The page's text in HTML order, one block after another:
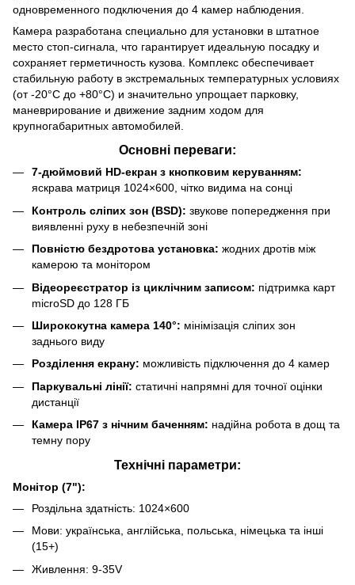
одновременного подключения до 4 камер наблюдения.
Камера разработана специально для установки в штатное
место стоп-сигнала, что гарантирует идеальную посадку и
сохраняет герметичность кузова. Комплекс обеспечивает
стабильную работу в экстремальных температурных условиях
(от -20°C до +80°C) и значительно упрощает парковку,
маневрирование и движение задним ходом для
крупногабаритных автомобилей.
Основні переваги:
7-дюймовий HD-екран з кнопковим керуванням:
яскрава матриця 1024×600, чітко видима на сонці
Контроль сліпих зон (BSD): звукове попередження при
виявленні руху в небезпечній зоні
Повністю бездротова установка: жодних дротів між
камерою та монітором
Відеореєстратор із циклічним записом: підтримка карт
microSD до 128 ГБ
Ширококутна камера 140°: мінімізація сліпих зон
заднього виду
Розділення екрану: можливість підключення до 4 камер
Паркувальні лінії: статичні напрямні для точної оцінки
дистанції
Камера IP67 з нічним баченням: надійна робота в дощ та
темну пору
Технічні параметри:
Монітор (7"):
Роздільна здатність: 1024×600
Мови: українська, англійська, польська, німецька та інші
(15+)
Живлення: 9-35V